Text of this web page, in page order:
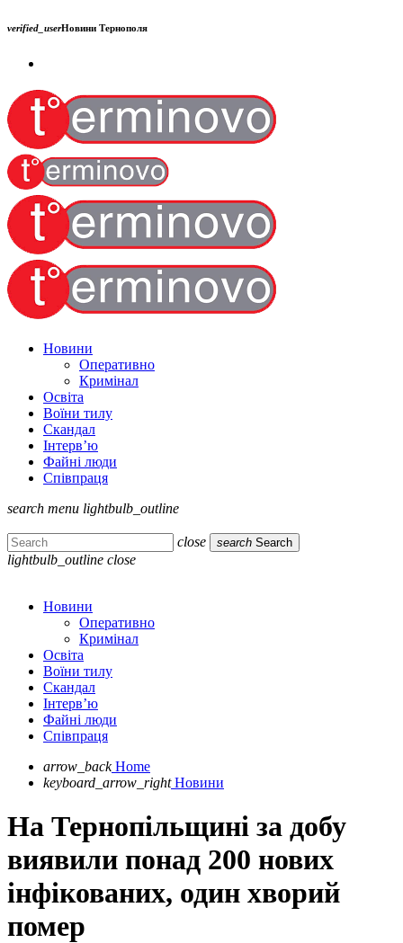
verified_userНовини Тернополя
Новини
Оперативно
Кримінал
Освіта
Воїни тилу
Скандал
Інтерв’ю
Файні люди
Співпраця
search menu lightbulb_outline
close search Search
lightbulb_outline close
Новини
Оперативно
Кримінал
Освіта
Воїни тилу
Скандал
Інтерв’ю
Файні люди
Співпраця
arrow_back Home
keyboard_arrow_right Новини
На Тернопільщині за добу
виявили понад 200 нових
інфікованих, один хворий
помер